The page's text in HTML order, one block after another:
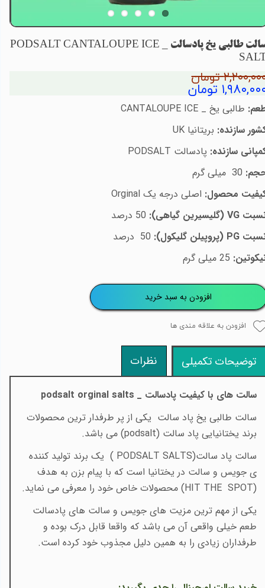
سالت طالبی یخ پادسالت _ PODSALT CANTALOUPE ICE
تومان
تومان
طالبی یخ _ CANTALOUPE ICE
سازنده: بریتانیا UK
سازنده: پادسالت PODSALT
30 میلی گرم
محصول: اصلی درجه یک Orginal
VG (گلیسیرین گیاهی): 50 درصد
PG (پروپیلن گلیکول): 50 درصد
افزودن به سبد خرید
افزودن به علاقه مندی ها
توضیحات تکمیلی نظرات
سالت های با کیفیت پادسالت _ podsalt orginal salts
سالت طالبی یخ پاد سالت یکی از پر طرفدار ترین محصولات
برند یختانیایی پاد سالت (podsalt) می باشد.
​​سالت پاد سالت( PODSALT SALTS) یک برند تولید کننده
ی جویس و سالت در یختانیا است که با پیام بزن به هدف
(
HIT THE SPOT
) محصولات خاص خود را معرفی می نماید.
یکی از مهم ترین مزیت های جویس و سالت های پادسالت
طعم خیلی واقعی آن می باشد که واقعا قابل درک بوده و
طرفداران زیادی را به همین دلیل مجذوب خود کرده است.